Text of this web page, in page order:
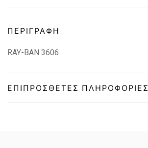
ΠΕΡΙΓΡΑΦΉ
RAY-BAN 3606
ΕΠΙΠΡΌΣΘΕΤΕΣ ΠΛΗΡΟΦΟΡΊΕΣ